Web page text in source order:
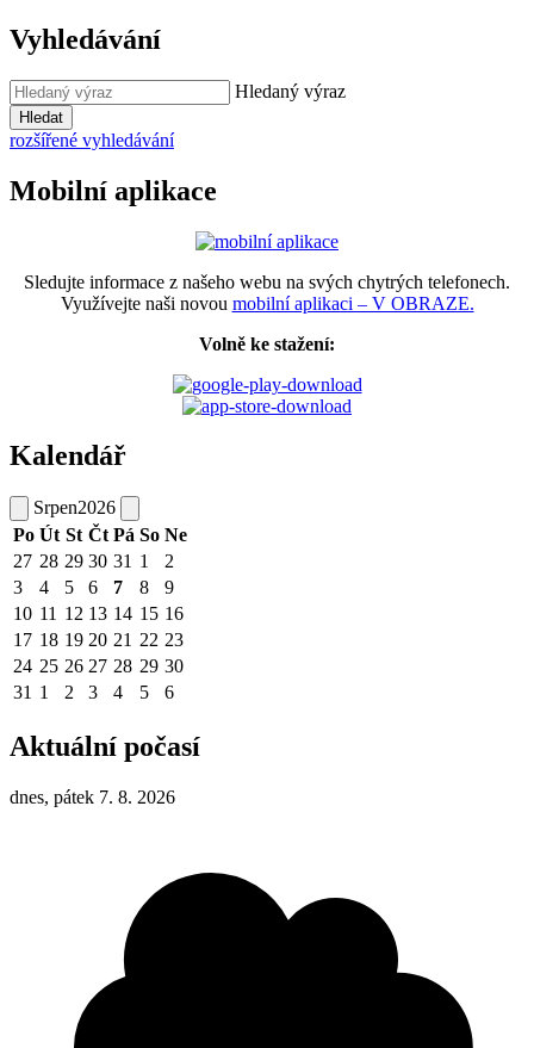
Vyhledávání
Hledaný výraz
Hledat
rozšířené vyhledávání
Mobilní aplikace
Sledujte informace z našeho webu na svých chytrých telefonech.
Využívejte naši novou mobilní aplikaci – V OBRAZE.
Volně ke stažení:
Kalendář
Srpen2026
Po Út St Čt Pá So Ne
27 28 29 30 31 1
2
3
4 5 6 7 8
9
10 11 12 13 14 15 16
17 18 19 20 21 22 23
24 25 26 27 28 29 30
31 1 2 3 4 5 6
Aktuální počasí
dnes, pátek 7. 8. 2026